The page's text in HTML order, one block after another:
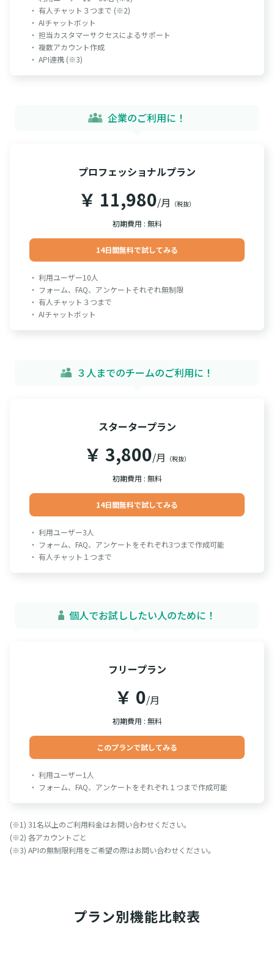
・ 有人チャット３つまで (※2)
・ AIチャットボット
・ 担当カスタマーサクセスによるサポート
・ 複数アカウント作成
・ API連携 (※3)
企業のご利用に！
プロフェッショナルプラン
￥ 11,980/月 （税抜）
初期費用 : 無料
14日間無料で試してみる
・ 利用ユーザー10人
・ フォーム、FAQ、アンケートそれぞれ無制限
・ 有人チャット３つまで
・ AIチャットボット
３人までのチームのご利用に！
スタータープラン
￥ 3,800/月 （税抜）
初期費用 : 無料
14日間無料で試してみる
・ 利用ユーザー3人
・ フォーム、FAQ、アンケートをそれぞれ3つまで作成可能
・ 有人チャット１つまで
個人でお試ししたい人のために！
フリープラン
￥ 0/月
初期費用 : 無料
このプランで試してみる
・ 利用ユーザー1人
・ フォーム、FAQ、アンケートをそれぞれ１つまで作成可能
(※1) 31名以上のご利用料金はお問い合わせください。
(※2) 各アカウントごと
(※3) APIの無制限利用をご希望の際はお問い合わせください。
プラン別機能比較表